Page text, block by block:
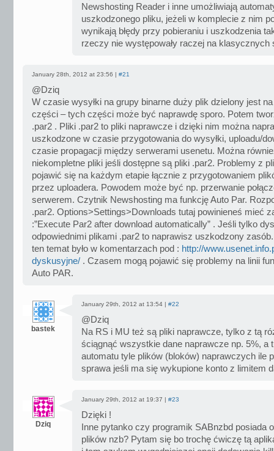
Newshosting Reader i inne umożliwiają
uszkodzonego pliku, jeżeli w komplecie z nim
wynikają błędy przy pobieraniu i uszkodzenia
rzeczy nie występowały raczej na
January 28th, 2012 at 23:56 | #21
@Dziq
W czasie wysyłki na grupy binarne duży plik dzielony jest
części – tych części może być naprawdę sporo. Potem
.par2 . Pliki .par2 to pliki naprawcze i dzięki nim można
uszkodzone w czasie przygotowania do wysyłki, uploadu/
czasie propagacji między serwerami usenetu. Można
niekompletne pliki jeśli dostępne są pliki .par2. Problemy z
pojawić się na każdym etapie łącznie z przygotowaniem
przez uploadera. Powodem może być np. przerwanie
serwerem. Czytnik Newshosting ma funkcję Auto Par.
.par2. Options>Settings>Downloads tutaj powinieneś mieć
:”Execute Par2 after download automatically” . Jeśli tylko
odpowiednimi plikami .par2 to naprawisz uszkodzony
ten temat było w komentarzach pod : http://
dyskusyjne/ . Czasem mogą pojawić się problemy na linii
Auto PAR.
bastek
January 29th, 2012 at 13:54 | #22
@Dziq
Na RS i MU też są pliki naprawcze, tylko z tą
ściągnąć wszystkie dane naprawcze np. 5%, a
automatu tyle plików (bloków) naprawczych ile
sprawa jeśli ma się wykupione konto z limitem
Dziq
January 29th, 2012 at 19:37 | #23
Dzięki !
Inne pytanko czy programik SABnzbd posiada
plików nzb? Pytam się bo trochę ćwiczę tą